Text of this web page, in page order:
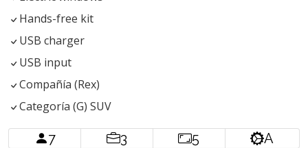
Hands-free kit
USB charger
USB input
Compañía (Rex)
Categoría (G) SUV
7 3 5 A